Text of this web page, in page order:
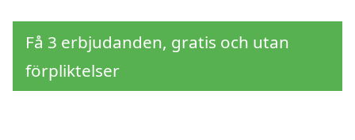
Få 3 erbjudanden, gratis och utan
förpliktelser